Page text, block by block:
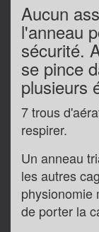
Aucun
l'anneau
sécurité.
se pince
plusieurs
7 trous
respirer.
Un anneau
les autres
physionomie
de porter la